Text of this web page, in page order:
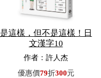
是這樣，但不是這樣！日
文漢字10
作者：許人杰
優惠價79折300元